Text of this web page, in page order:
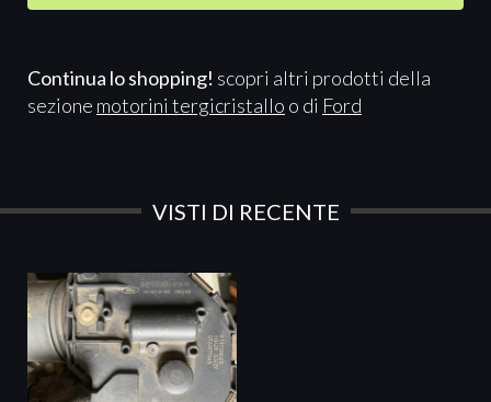
Continua lo shopping! scopri altri prodotti della
sezione motorini tergicristallo o di Ford
VISTI DI RECENTE